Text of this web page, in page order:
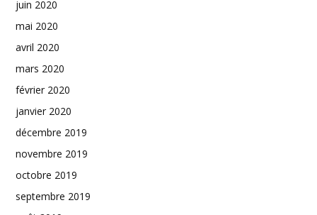
juin 2020
mai 2020
avril 2020
mars 2020
février 2020
janvier 2020
décembre 2019
novembre 2019
octobre 2019
septembre 2019